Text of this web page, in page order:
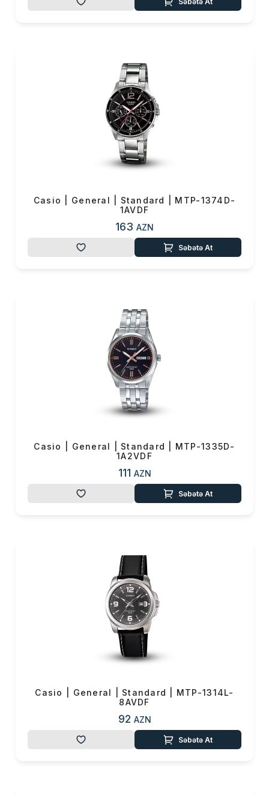
Casio | General | Standard | MTP-1374D-
1AVDF
163 AZN
Səbətə At
Casio | General | Standard | MTP-1335D-
1A2VDF
111 AZN
Səbətə At
Casio | General | Standard | MTP-1314L-
8AVDF
92 AZN
Səbətə At